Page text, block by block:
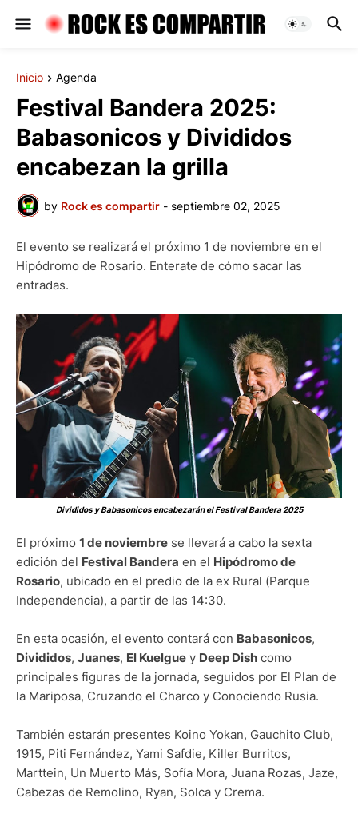
Inicio Agenda
Festival Bandera 2025:
Babasonicos y Divididos
encabezan la grilla
by Rock es compartir - septiembre 02, 2025
El evento se realizará el próximo 1 de noviembre en el
Hipódromo de Rosario. Enterate de cómo sacar las
entradas.
Divididos y Babasonicos encabezarán el Festival Bandera 2025
El próximo 1 de noviembre se llevará a cabo la sexta
edición del Festival Bandera en el Hipódromo de
Rosario, ubicado en el predio de la ex Rural (Parque
Independencia), a partir de las 14:30.
En esta ocasión, el evento contará con Babasonicos,
Divididos, Juanes, El Kuelgue y Deep Dish como
principales figuras de la jornada, seguidos por El Plan de
la Mariposa, Cruzando el Charco y Conociendo Rusia.
También estarán presentes Koino Yokan, Gauchito Club,
1915, Piti Fernández, Yami Safdie, Killer Burritos,
Marttein, Un Muerto Más, Sofía Mora, Juana Rozas, Jaze,
Cabezas de Remolino, Ryan, Solca y Crema.